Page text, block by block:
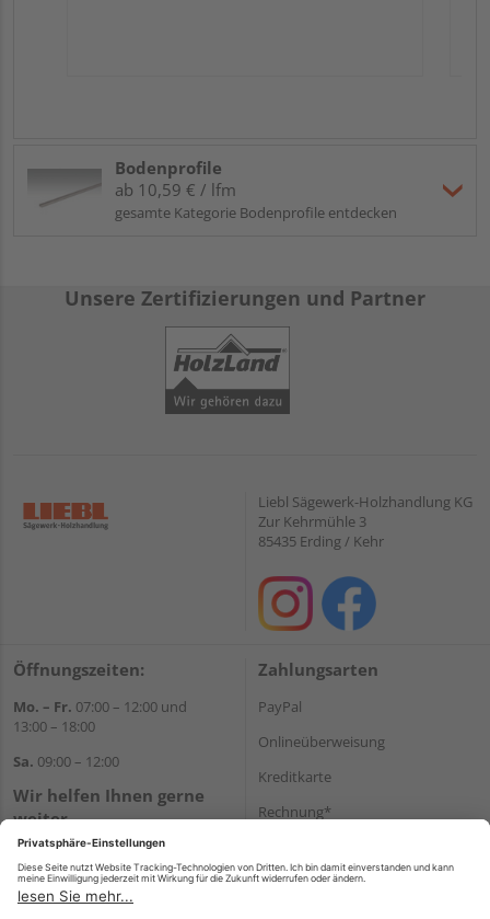
Bodenprofile
ab 10,59 € / lfm
gesamte Kategorie Bodenprofile entdecken
Unsere Zertifizierungen und Partner
Liebl Sägewerk-Holzhandlung KG
Zur Kehrmühle 3
85435 Erding / Kehr
Öffnungszeiten:
Mo. – Fr. 07:00 – 12:00 und
13:00 – 18:00
Sa. 09:00 – 12:00
Wir helfen Ihnen gerne
weiter
Tel.:+49 8122 14197
E-Mail:vertrieb@holz-liebl.de
Zahlungsarten
PayPal
Onlineüberweisung
Kreditkarte
Rechnung*
Versand